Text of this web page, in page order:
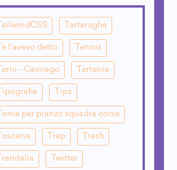
TailwindCSS Tartarughe
Te l'avevo detto Tennis
Terni - Cavriago Tertenia
Tipografia Tips
Torna per pranzo squadra corse
Toscana Trap Trash
Trenitalia Twitter